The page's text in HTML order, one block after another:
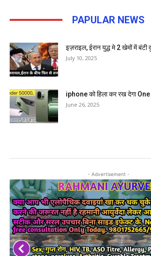
PAPULAR NEWS
इज़राइल, ईरान युद्ध मे 2 खेमों में बंटी
July 10, 2025
iphone को हिला कर रख देगा
June 26, 2025
- Advertisement -